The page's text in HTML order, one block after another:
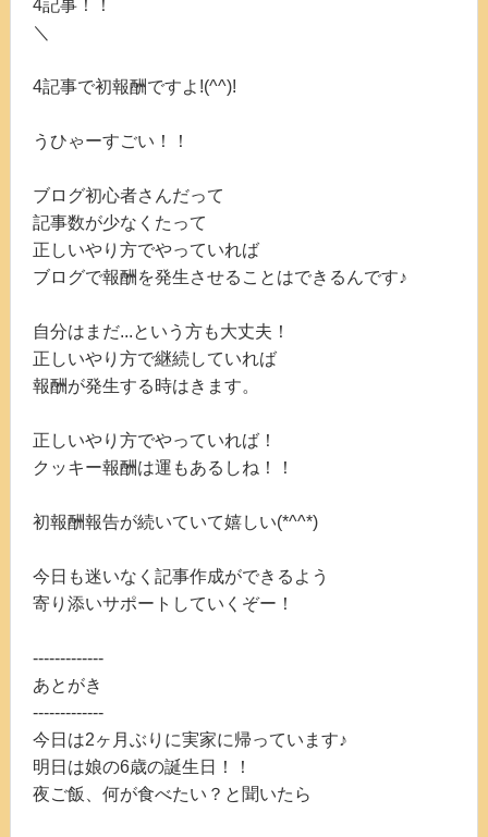
4記事！！
＼
4記事で初報酬ですよ!(^^)!
うひゃーすごい！！
ブログ初心者さんだって
記事数が少なくたって
正しいやり方でやっていれば
ブログで報酬を発生させることはできるんです♪
自分はまだ...という方も大丈夫！
正しいやり方で継続していれば
報酬が発生する時はきます。
正しいやり方でやっていれば！
クッキー報酬は運もあるしね！！
初報酬報告が続いていて嬉しい(*^^*)
今日も迷いなく記事作成ができるよう
寄り添いサポートしていくぞー！
-------------
あとがき
-------------
今日は2ヶ月ぶりに実家に帰っています♪
明日は娘の6歳の誕生日！！
夜ご飯、何が食べたい？と聞いたら